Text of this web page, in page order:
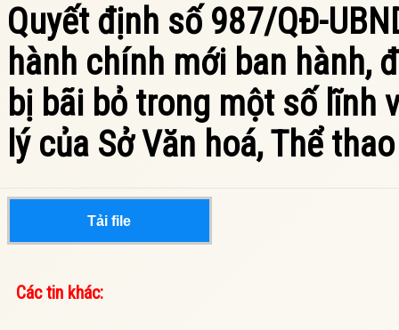
Quyết định số 987/QĐ-
hành chính mới ban hành,
bị bãi bỏ trong một số lĩnh
lý của Sở Văn hoá, Thể
Tải file
Các tin khác: